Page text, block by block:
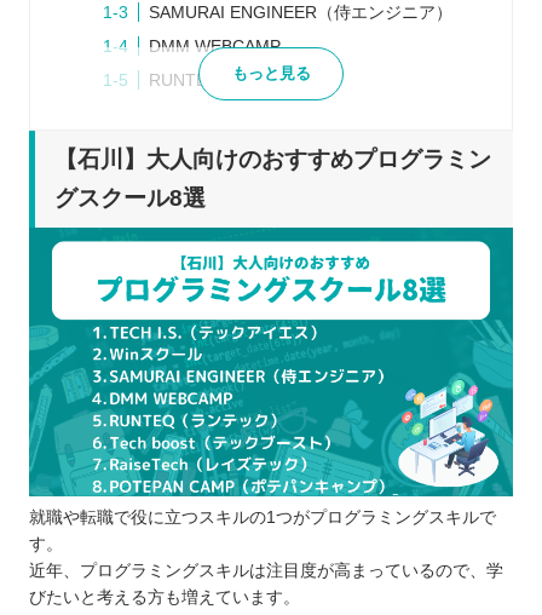
SAMURAI ENGINEER（侍エンジニア）
DMM WEBCAMP
RUNTEQ（ランテック）
RaiseTech（レイズテック）
プログラミングスクールを検討するときの5つのポ
受講できる時間や予算の上限を決めておく
複数のスクールを比較する
入会前に説明会や無料体験に参加する
学ぶ目的を明確にする
スクールの口コミや体験談をチェックする
プログラミングスクールを比較するときの5つのポ
イント
無理なく通えるスケジュールか
受講料は適切か
もっと見る
【石川】大人向けのおすすめプログラミン
グスクール8選
就職や転職で役に立つスキルの1つがプログラミングスキルで
す。
近年、プログラミングスキルは注目度が高まっているので、学
びたいと考える方も増えています。